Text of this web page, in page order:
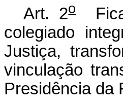
Art. 2oFica
colegiado
Justiça,
vinculação
Presidência da